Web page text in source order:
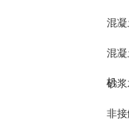
混
混
机
砂
非